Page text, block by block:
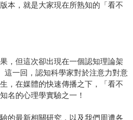
本，就是大家現在所熟知的「看不
，但這次卻出現在一個認知理論架
這一回，認知科學家對於注意力對意
，在媒體的快速傳播之下，「看不
名的心理學實驗之一！
的最新相關研究，以及我們周遭各